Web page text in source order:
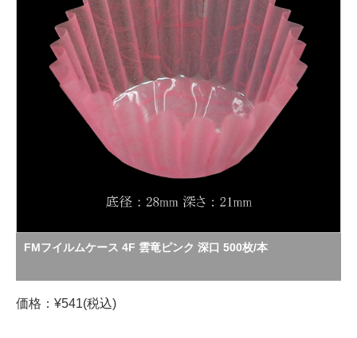
FMフイルムケース 4F 雲竜ピンク 深口 500枚/本
価格：¥541(税込)